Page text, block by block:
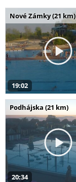
Nové Zámky (21 km)
19:02
Podhájska (21 km)
20:34